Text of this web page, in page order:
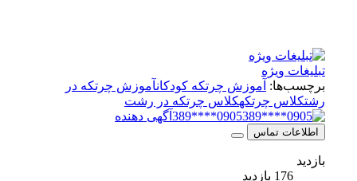
تبلیغات ویژه
برچسب‌ها:آموزش چرتکه کودکانآموزش چرتکه در
کلاس چرتکهکلاس چرتکه در رشت
0905****389
آگهی دهنده
اطلاعات تماس